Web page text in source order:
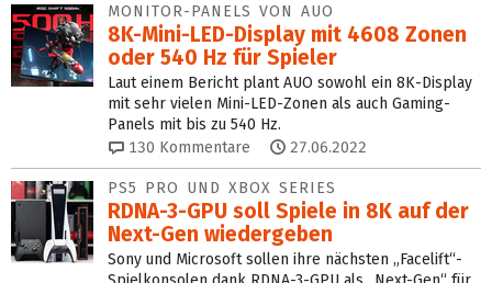
MONITOR-PANELS VON AUO
8K-Mini-LED-Display mit 4608 Zonen
oder 540 Hz für Spieler
Laut einem Bericht plant AUO sowohl ein 8K-Display
mit sehr vielen Mini-LED-Zonen als auch Gaming-
Panels mit bis zu 540 Hz.
130 Kommentare 27.06.2022
PS5 PRO UND XBOX SERIES
RDNA-3-GPU soll Spiele in 8K auf der
Next-Gen wiedergeben
Sony und Microsoft sollen ihre nächsten „Facelift“-